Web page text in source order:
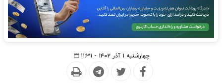
چهارشنبه ۱ آذر ۱۴۰۲ - ۱۱:۳۱